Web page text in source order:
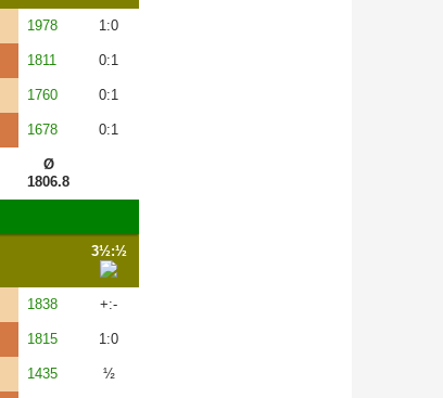
1978 1:0
1811 0:1
1760 0:1
1678 0:1
Ø
1806.8
3½:½
1838 +:-
1815 1:0
1435 ½